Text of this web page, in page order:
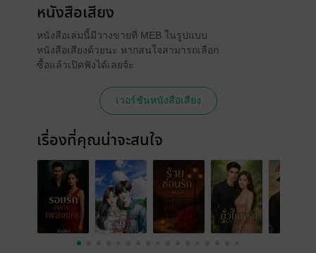
หนังสือเสียง
หนังสือเล่มนี้มีวางขายที่ MEB ในรูปแบบ
หนังสือเสียงด้วยนะ หากสนใจสามารถเลือก
ซื้อแล้วเปิดฟังได้เลยจ้ะ
เวอร์ชันหนังสือเสียง
เรื่องที่คุณน่าจะสนใจ